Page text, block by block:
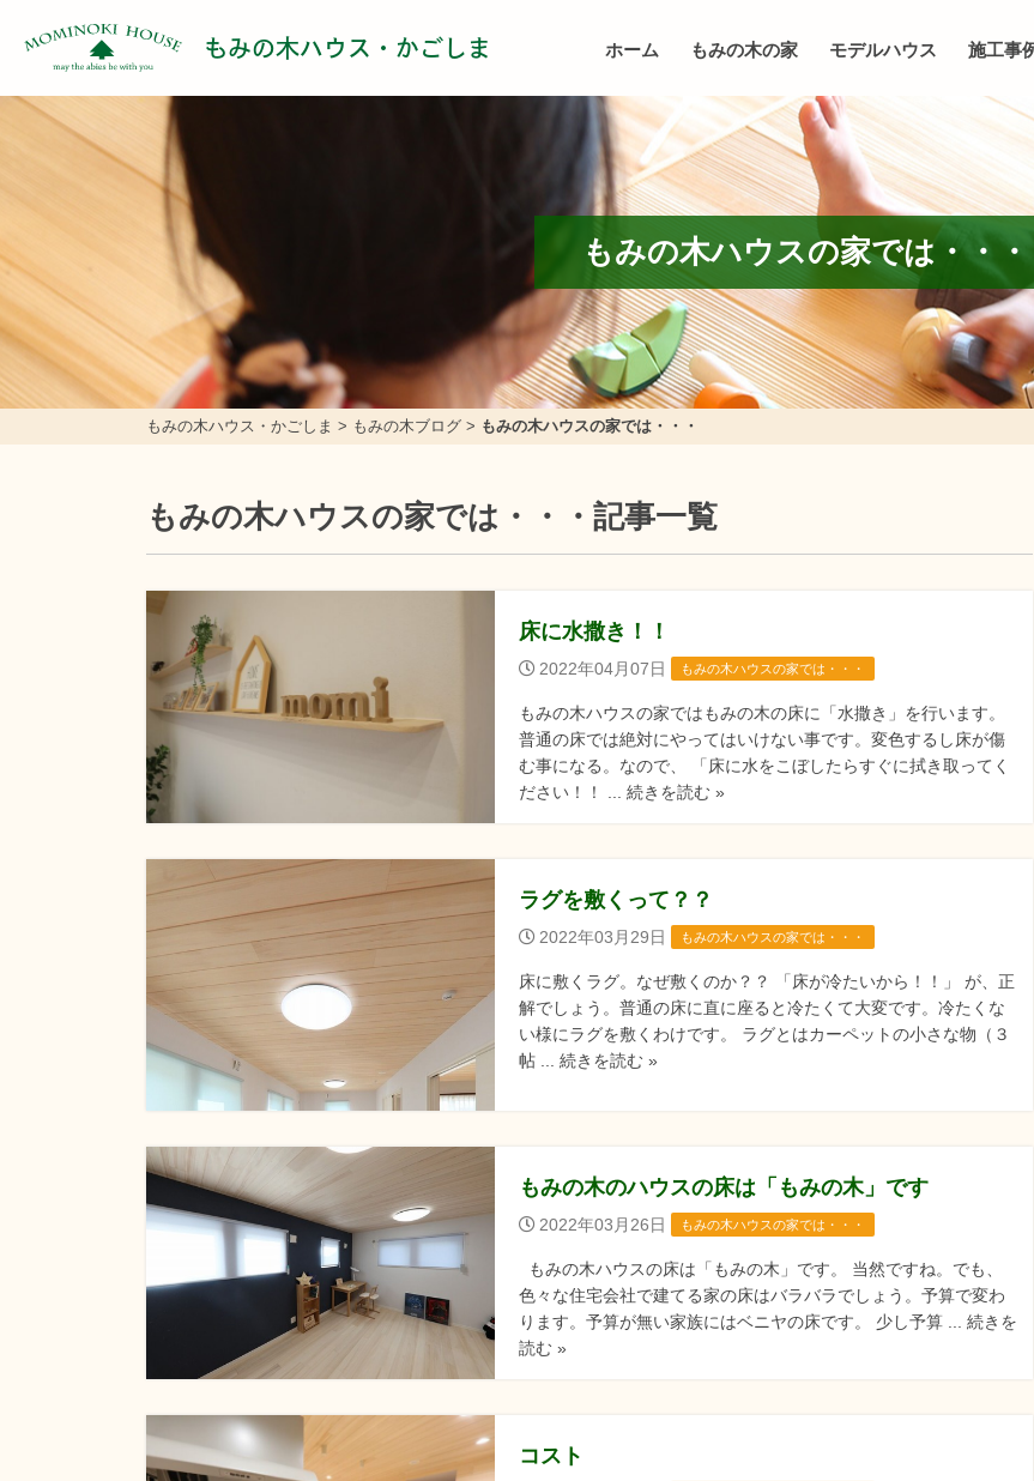
もみの木ハウス・かごしま ホーム もみの木の家 モデルハウス 施工事
もみの木ハウスの家では・・・
もみの木ハウス・かごしま > もみの木ブログ > もみの木ハウスの家では・・・
もみの木ハウスの家では・・・記事一覧
床に水撒き！！
2022年04月07日 もみの木ハウスの家では・・・
もみの木ハウスの家ではもみの木の床に「水撒き」を行います。
普通の床では絶対にやってはいけない事です。変色するし床が傷
む事になる。なので、 「床に水をこぼしたらすぐに拭き取ってく
ださい！！ ... 続きを読む »
ラグを敷くって？？
2022年03月29日 もみの木ハウスの家では・・・
床に敷くラグ。なぜ敷くのか？？ 「床が冷たいから！！」 が、正
解でしょう。普通の床に直に座ると冷たくて大変です。冷たくな
い様にラグを敷くわけです。 ラグとはカーペットの小さな物（３
帖 ... 続きを読む »
もみの木のハウスの床は「もみの木」です
2022年03月26日 もみの木ハウスの家では・・・
もみの木ハウスの床は「もみの木」です。 当然ですね。でも、
色々な住宅会社で建てる家の床はバラバラでしょう。予算で変わ
ります。予算が無い家族にはベニヤの床です。 少し予算 ... 続きを
読む »
コスト